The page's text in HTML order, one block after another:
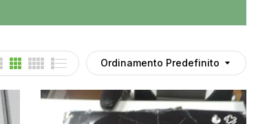
Gomme
Interni
Maniglie
Noleggio
Ordinamento Predefinito